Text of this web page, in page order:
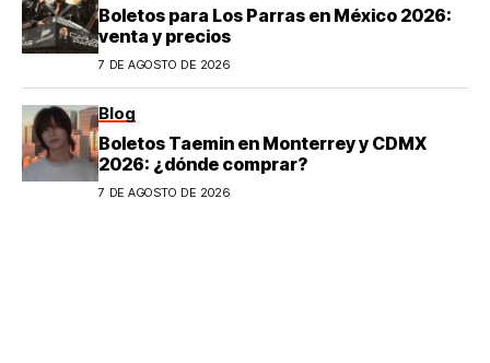
Boletos para Los Parras en México 2026:
venta y precios
7 DE AGOSTO DE 2026
Blog
Boletos Taemin en Monterrey y CDMX
2026: ¿dónde comprar?
7 DE AGOSTO DE 2026